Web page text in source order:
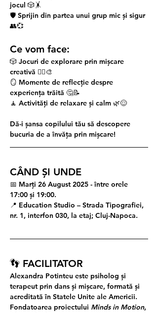
jocul 🎲🤸
🛡️ Sprijin din partea unui grup mic și sigur
👥💞
Ce vom face:
🎲 Jocuri de explorare prin mișcare
creativă 🤹‍♂️🎨
🪞 Momente de reflecție despre
experiența trăită 🤔📝
🧘 Activități de relaxare și calm 🌿😌
Dă-i șansa copilului tău să descopere
bucuria de a învăța prin mișcare!
CÂND ȘI UNDE
📅 Marți 26 August 2025 - între orele
17:00 și 19:00.
📍 Education Studio – Strada Tipografiei,
nr. 1, interfon 030, la etaj; Cluj-Napoca.
👣 FACILITATOR
Alexandra Potinteu este psiholog și
terapeut prin dans și mișcare, formată și
acreditată în Statele Unite ale Americii.
Fondatoarea proiectului Minds in Motion,